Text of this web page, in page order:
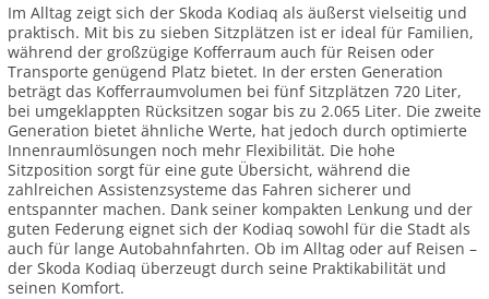
Im Alltag zeigt sich der Skoda Kodiaq als äußerst vielseitig und
praktisch. Mit bis zu sieben Sitzplätzen ist er ideal für Familien,
während der großzügige Kofferraum auch für Reisen oder
Transporte genügend Platz bietet. In der ersten Generation
beträgt das Kofferraumvolumen bei fünf Sitzplätzen 720 Liter,
bei umgeklappten Rücksitzen sogar bis zu 2.065 Liter. Die zweite
Generation bietet ähnliche Werte, hat jedoch durch optimierte
Innenraumlösungen noch mehr Flexibilität. Die hohe
Sitzposition sorgt für eine gute Übersicht, während die
zahlreichen Assistenzsysteme das Fahren sicherer und
entspannter machen. Dank seiner kompakten Lenkung und der
guten Federung eignet sich der Kodiaq sowohl für die Stadt als
auch für lange Autobahnfahrten. Ob im Alltag oder auf Reisen –
der Skoda Kodiaq überzeugt durch seine Praktikabilität und
seinen Komfort.